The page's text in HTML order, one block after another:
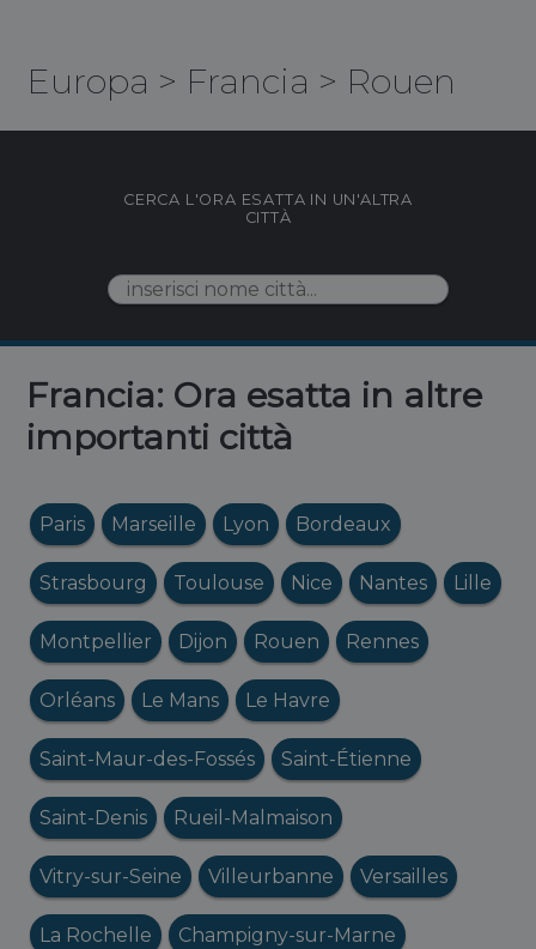
Europa > Francia > Rouen
CERCA L'ORA ESATTA IN UN'ALTRA
CITTÀ
Francia: Ora esatta in altre
importanti città
Paris Marseille Lyon Bordeaux
Strasbourg Toulouse Nice Nantes Lille
Montpellier Dijon Rouen Rennes
Orléans Le Mans Le Havre
Saint-Maur-des-Fossés Saint-Étienne
Saint-Denis Rueil-Malmaison
Vitry-sur-Seine Villeurbanne Versailles
La Rochelle Champigny-sur-Marne